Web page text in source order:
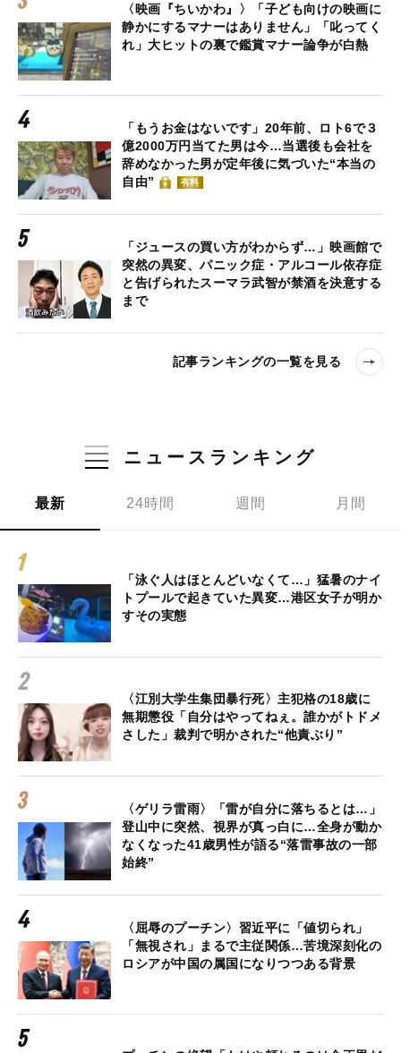
〈映画『ちいかわ』〉「子ども向けの映画に
静かにするマナーはありません」「叱ってく
れ」大ヒットの裏で鑑賞マナー論争が白熱
「もうお金はないです」20年前、ロト6で３
億2000万円当てた男は今…当選後も会社を
辞めなかった男が定年後に気づいた“本当の
自由”
有料
「ジュースの買い方がわからず…」映画館で
突然の異変、パニック症・アルコール依存症
と告げられたスーマラ武智が禁酒を決意する
まで
記事ランキングの一覧を見る
ニュースランキング
最新 24時間 週間 月間
「泳ぐ人はほとんどいなくて…」猛暑のナイ
トプールで起きていた異変…港区女子が明か
すその実態
〈江別大学生集団暴行死〉主犯格の18歳に
無期懲役「自分はやってねぇ。誰かがトドメ
さした」裁判で明かされた“他責ぶり”
〈ゲリラ雷雨〉「雷が自分に落ちるとは…」
登山中に突然、視界が真っ白に…全身が動か
なくなった41歳男性が語る“落雷事故の一部
始終”
〈屈辱のプーチン〉習近平に「値切られ」
「無視され」まるで主従関係…苦境深刻化の
ロシアが中国の属国になりつつある背景